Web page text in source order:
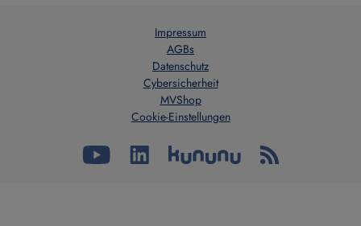
Impressum
AGBs
Datenschutz
Cybersicherheit
MVShop
Cookie-Einstellungen